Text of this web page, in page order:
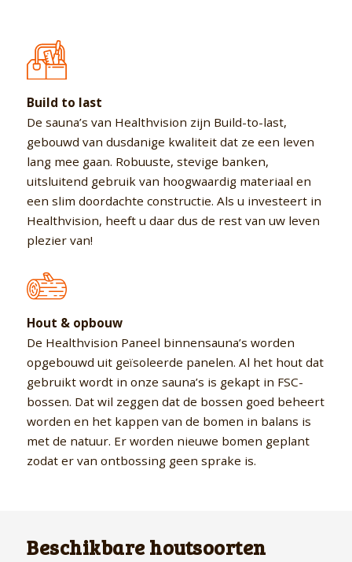
Build to last
De sauna’s van Healthvision zijn Build-to-last,
gebouwd van dusdanige kwaliteit dat ze een leven
lang mee gaan. Robuuste, stevige banken,
uitsluitend gebruik van hoogwaardig materiaal en
een slim doordachte constructie. Als u investeert in
Healthvision, heeft u daar dus de rest van uw leven
plezier van!
Hout & opbouw
De Healthvision Paneel binnensauna’s worden
opgebouwd uit geïsoleerde panelen. Al het hout dat
gebruikt wordt in onze sauna’s is gekapt in FSC-
bossen. Dat wil zeggen dat de bossen goed beheert
worden en het kappen van de bomen in balans is
met de natuur. Er worden nieuwe bomen geplant
zodat er van ontbossing geen sprake is.
Beschikbare houtsoorten